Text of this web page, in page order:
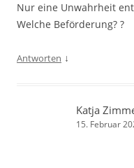
Nur eine Unwahrheit
Welche Beförderung? ?
Antworten ↓
Katja
15. Februar